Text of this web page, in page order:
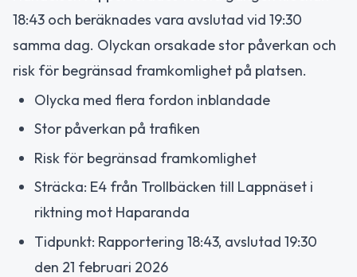
18:43 och beräknades vara avslutad vid 19:30
samma dag. Olyckan orsakade stor påverkan och
risk för begränsad framkomlighet på platsen.
Olycka med flera fordon inblandade
Stor påverkan på trafiken
Risk för begränsad framkomlighet
Sträcka: E4 från Trollbäcken till Lappnäset i
riktning mot Haparanda
Tidpunkt: Rapportering 18:43, avslutad 19:30
den 21 februari 2026